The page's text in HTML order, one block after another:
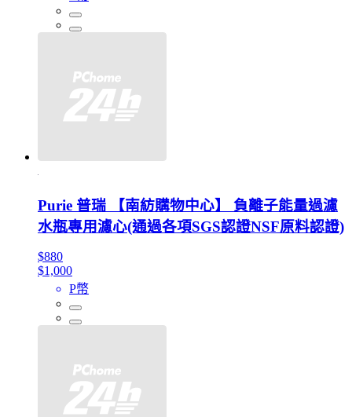
Purie 普瑞 【南紡購物中心】 負離子能量過濾
水瓶專用濾心(通過各項SGS認證NSF原料認證)
$880
$1,000
P幣